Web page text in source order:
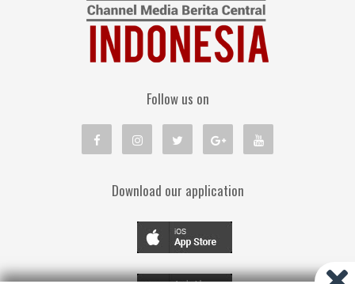
Follow us on
Download our application